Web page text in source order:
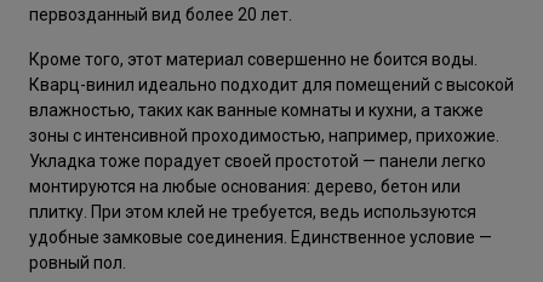
первозданный вид более 20 лет.
Кроме того, этот материал совершенно не боится воды.
Кварц-винил идеально подходит для помещений с высокой
влажностью, таких как ванные комнаты и кухни, а также
зоны с интенсивной проходимостью, например, прихожие.
Укладка тоже порадует своей простотой — панели легко
монтируются на любые основания: дерево, бетон или
плитку. При этом клей не требуется, ведь используются
удобные замковые соединения. Единственное условие —
ровный пол.